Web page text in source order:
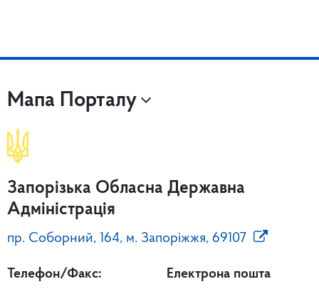
Мапа Порталу
Запорізька Обласна Державна
Адміністрація
пр. Соборний, 164, м. Запоріжжя, 69107
Телефон/Факс:
Електрона пошта